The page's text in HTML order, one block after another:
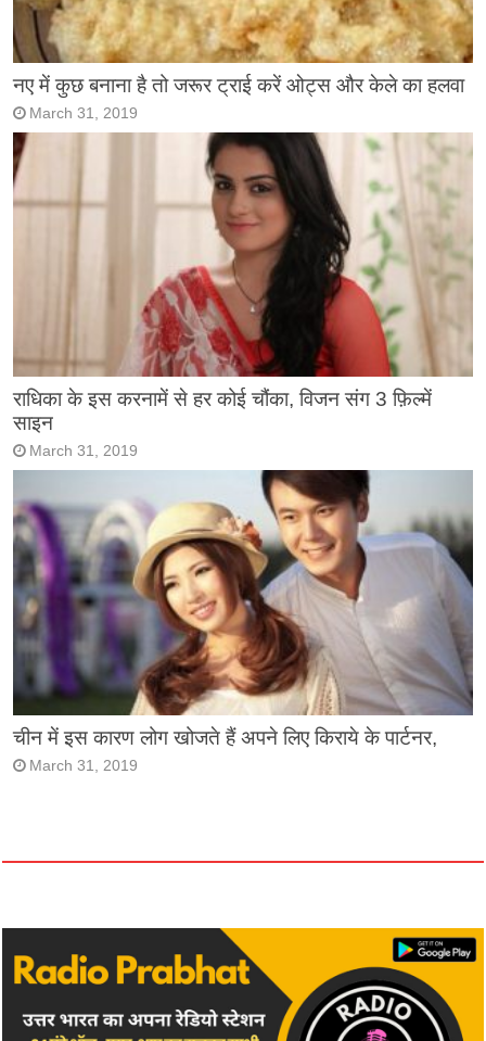
नए में कुछ बनाना है तो जरूर ट्राई करें ओट्स और केले का हलवा
March 31, 2019
राधिका के इस करनामें से हर कोई चौंका, विजन संग 3 फ़िल्में
साइन
March 31, 2019
चीन में इस कारण लोग खोजते हैं अपने लिए किराये के पार्टनर,
March 31, 2019